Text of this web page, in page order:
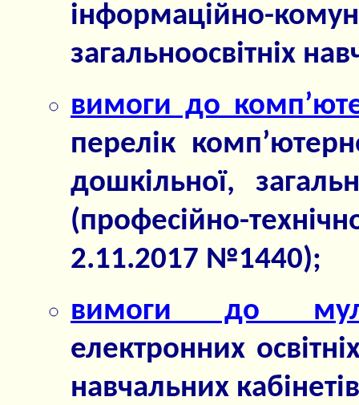
інформаційно-
загальноосвітніх
вимоги до
перелік
дошкільної,
(професійно-
2.11.2017 №1440);
вимоги до
електронних
навчальних